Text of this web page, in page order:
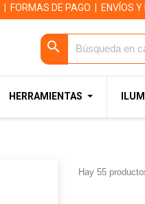
FORMAS DE PAGO ENVÍOS
search
HERRAMIENTAS
Hay 55